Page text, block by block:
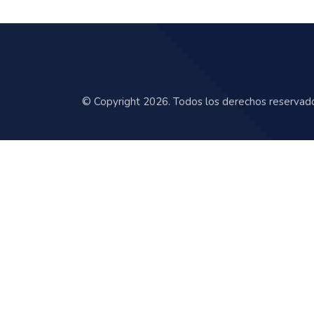
© Copyright 2026. Todos los derechos